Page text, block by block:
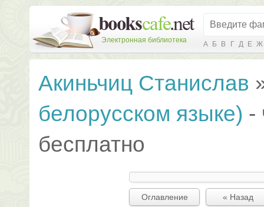
Электронная библиотека А Б В Г Д Е Ж
Акиньчиц Станислав
белорусском языке) -
бесплатно
Оглавление « Назад